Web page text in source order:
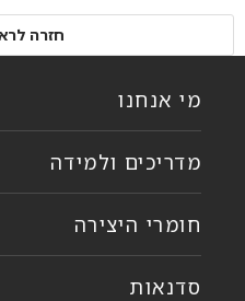
חזרה
מי אנחנו
מדריכים ולמידה
חומרי היצירה
סדנאות